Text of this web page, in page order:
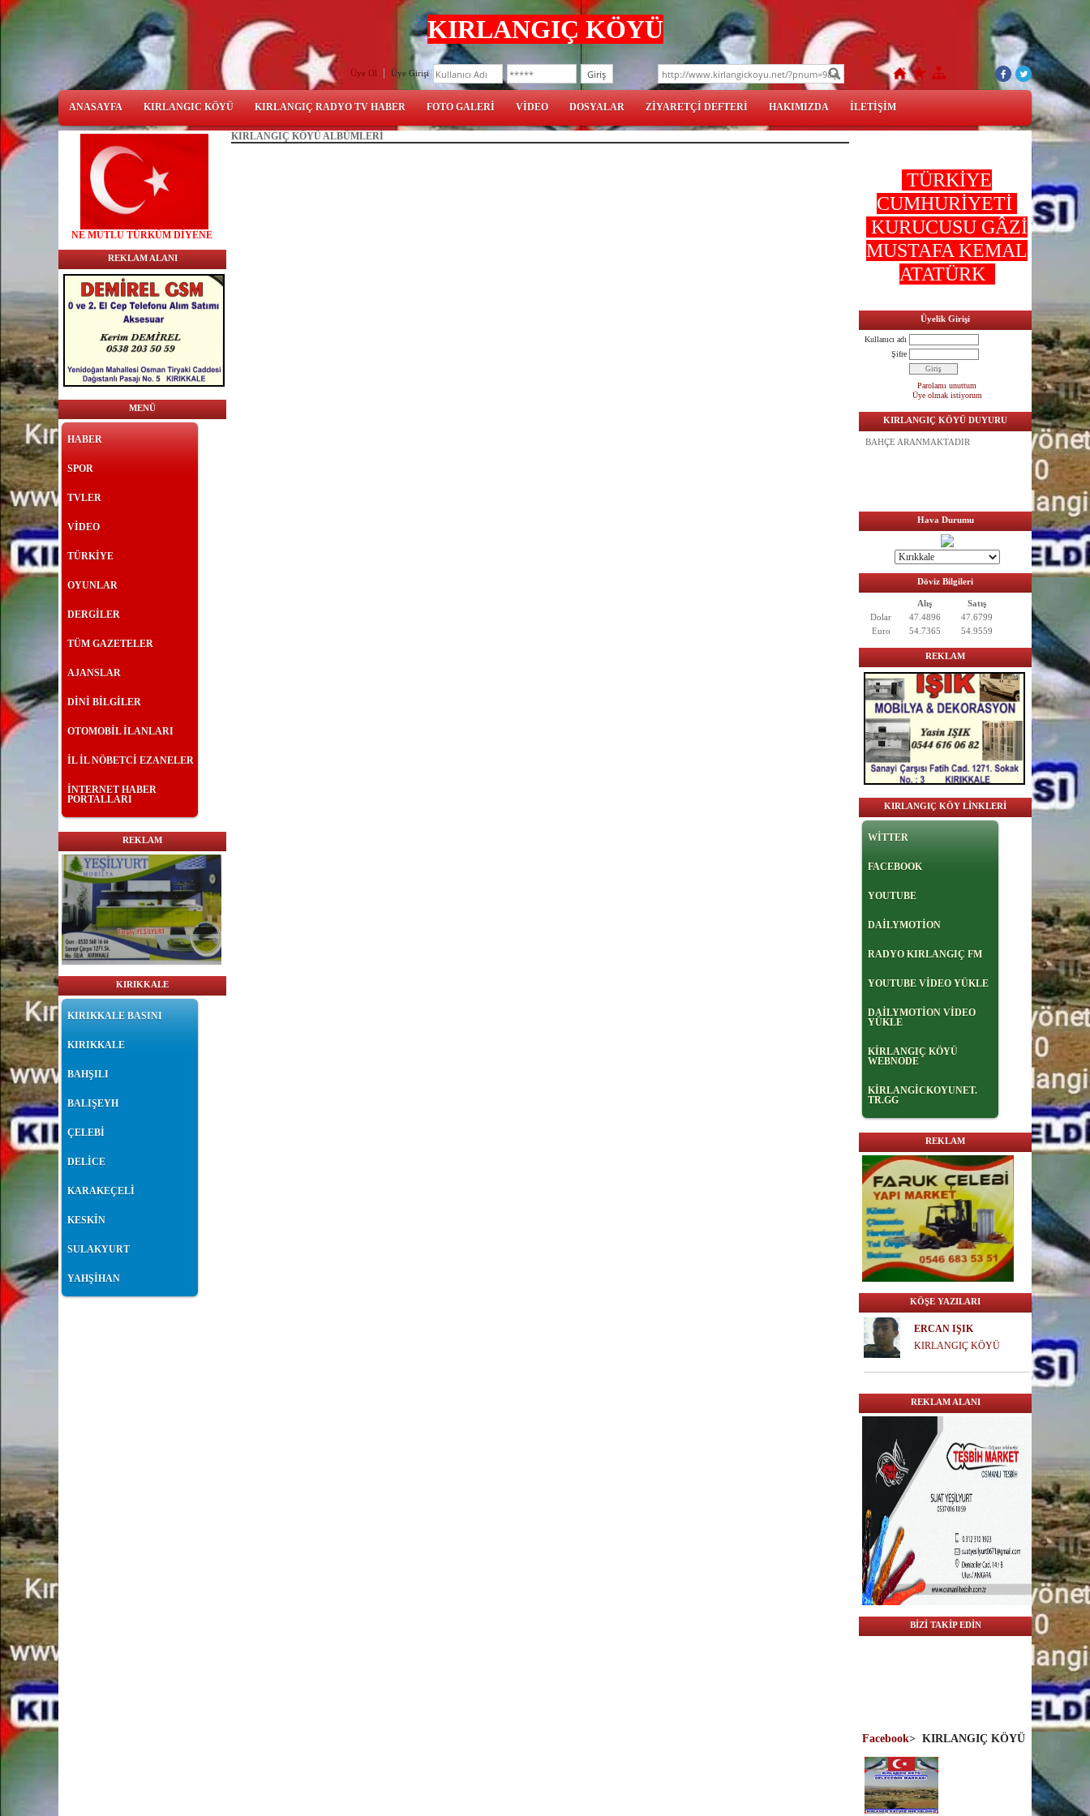
KIRLANGIÇ KÖYÜ
Üye Ol Üye Girişi
ANASAYFA KIRLANGIC KÖYÜ KIRLANGIÇ RADYO TV HABER FOTO GALERİ VİDEO DOSYALAR ZİYARETÇİ DEFTERİ HAKIMIZDA İLETİŞİM
NEMUTLU TÜRKÜM DİYENE
REKLAM ALANI
MENÜ
HABER
SPOR
TVLER
VİDEO
TÜRKİYE
OYUNLAR
DERGİLER
TÜM GAZETELER
AJANSLAR
DİNİ BİLGİLER
OTOMOBİL İLANLARI
İL İL NÖBETCİ EZANELER
İNTERNET HABER
PORTALLARI
REKLAM
KIRIKKALE
KIRIKKALE BASINI
KIRIKKALE
BAHŞILI
BALIŞEYH
ÇELEBİ
DELİCE
KARAKEÇELİ
KESKİN
SULAKYURT
YAHŞİHAN
KIRLANGIÇ KÖYÜ ALBÜMLERİ
TÜRKİYE
CUMHURİYETİ
KURUCUSU GÂZİ
MUSTAFA KEMAL
ATATÜRK
Üyelik Girişi
Kullanıcı adı
Şifre
Parolamı unuttum
Üye olmak istiyorum
KIRLANGIÇ KÖYÜ DUYURU
ACİL SATILIK TARLA BAĞ
Hava Durumu
Döviz Bilgileri
Alış
Satış
Dolar
47.4896
47.6799
Euro
54.7365 54.9559
REKLAM
KIRLANGIÇ KÖY LİNKLERİ
WİTTER
FACEBOOK
YOUTUBE
DAİLYMOTİON
RADYO KIRLANGIÇ FM
YOUTUBE VİDEO YÜKLE
DAİLYMOTİON VİDEO
YÜKLE
KİRLANGIÇ KÖYÜ
WEBNODE
KİRLANGİCKOYUNET.
TR.GG
REKLAM
KÖŞE YAZILARI
ERCAN IŞIK
KIRLANGIÇ KÖYÜ
REKLAM ALANI
BİZİ TAKİP EDİN
Facebook> KIRLANGIÇ KÖYÜ